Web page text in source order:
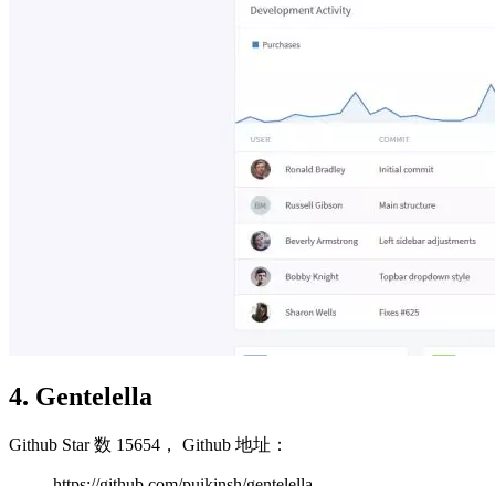
4. Gentelella
Github Star 数 15654， Github 地址：